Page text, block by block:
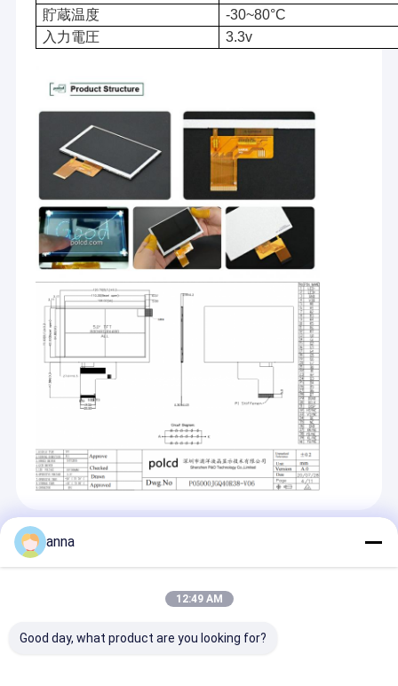
貯蔵温度
-30~80°C
入力電圧
3.3v
Recommended Products
anna
12:49 AM
Good day, what product are you looking for?